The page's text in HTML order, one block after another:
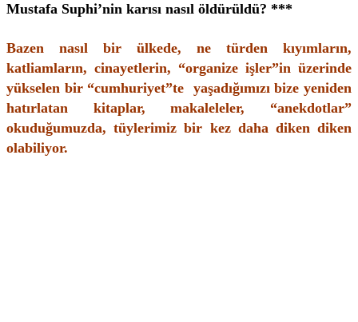
Mustafa Suphi’nin karısı nasıl öldürüldü? ***
Bazen nasıl bir ülkede, ne türden kıyımların,
katliamların, cinayetlerin, “organize işler”in üzerinde
yükselen bir “cumhuriyet”te yaşadığımızı bize yeniden
hatırlatan kitaplar, makaleleler, “anekdotlar”
okuduğumuzda, tüylerimiz bir kez daha diken diken
olabiliyor.